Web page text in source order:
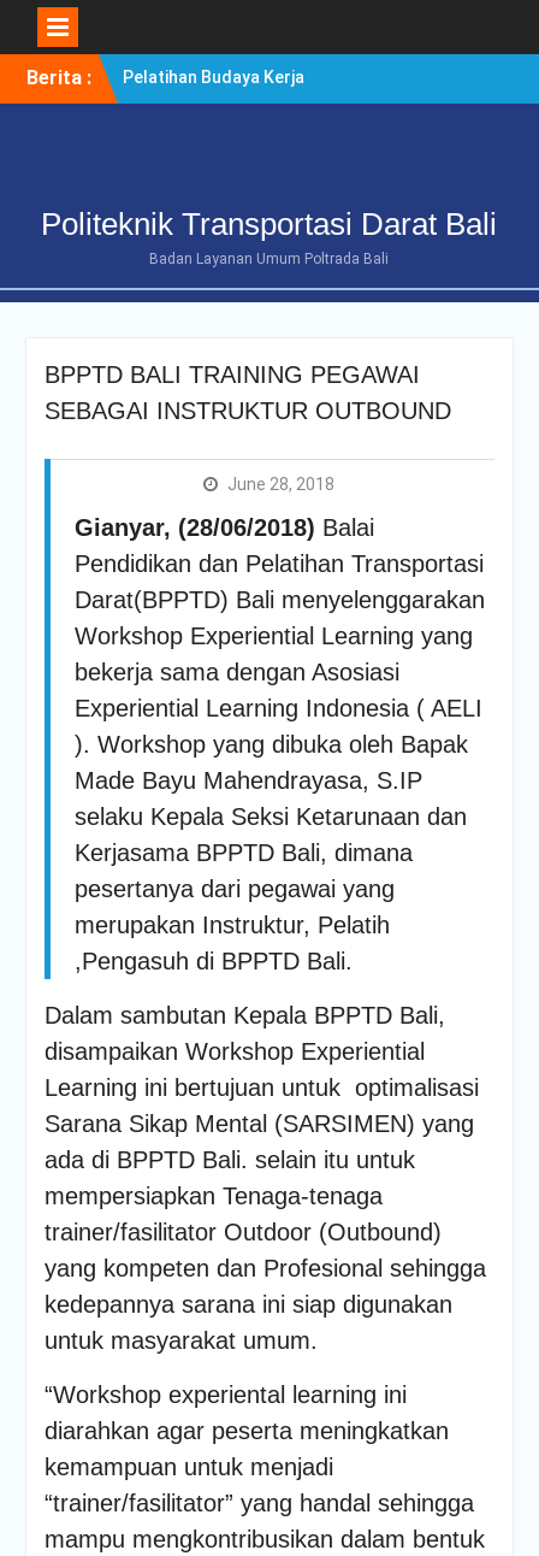
Berita :
Pelatihan Budaya Kerja
Berintegritas Bagi
KUNJUNGAN
BENCHMARKING DISTRIK
BENOA UNTUK
POLTRADA BALI
OPTIMALKAN PERSIAPAN
REVIEW II DOKUMEN
PROGRAM STUDI D-III
TRANSPORTASI JALAN
Poltrada Bali
Lecture “The Future
Movement” untuk Perkuat
Wawasan Smart Mobility
dan Smart Logistics
Poltrada Bali Bagikan
Praktik Baik Pembangunan
Zona Integritas dalam
Sharing Session Persiapan
Seleksi Wawancara
WBK/WBBM
WUJUDKAN PELAYANAN
BERINTEGRITAS,
POLTRADA BALI BERBAGI
PENGALAMAN MERAIH
WBK DAN WBBM
Bali Memberikan
Penyuluhan P4GN kepada
Mahasiswa/i Tingkat I
PENDAMPINGAN
IDENTIFIKASI RISIKO DAN
PELAKSANAAN
PENGENDALIAN RISIKO
TRIWULAN II TAHUN 2026
Poltrada Bali
Melaksanakan Review I
Dokumen Re-Akreditasi
Program Studi Diploma III
Manajemen Transportasi
Jalan
Umum “Elnusa Petrofin
Recruitment Interview
Bersama PT Elnusa
Petrofin
Politeknik Transportasi Darat Bali
Badan Layanan Umum Poltrada Bali
BPPTD BALI TRAINING PEGAWAI
SEBAGAI INSTRUKTUR OUTBOUND
June 28, 2018
Gianyar, (28/06/2018) Balai
Pendidikan dan Pelatihan Transportasi
Darat(BPPTD) Bali menyelenggarakan
Workshop Experiential Learning yang
bekerja sama dengan Asosiasi
Experiential Learning Indonesia ( AELI
). Workshop yang dibuka oleh Bapak
Made Bayu Mahendrayasa, S.IP
selaku Kepala Seksi Ketarunaan dan
Kerjasama BPPTD Bali, dimana
pesertanya dari pegawai yang
merupakan Instruktur, Pelatih
,Pengasuh di BPPTD Bali.
Dalam sambutan Kepala BPPTD Bali,
disampaikan Workshop Experiential
Learning ini bertujuan untuk optimalisasi
Sarana Sikap Mental (SARSIMEN) yang
ada di BPPTD Bali. selain itu untuk
mempersiapkan Tenaga-tenaga
trainer/fasilitator Outdoor (Outbound)
yang kompeten dan Profesional sehingga
kedepannya sarana ini siap digunakan
untuk masyarakat umum.
“Workshop experiental learning ini
diarahkan agar peserta meningkatkan
kemampuan untuk menjadi
“trainer/fasilitator” yang handal sehingga
mampu mengkontribusikan dalam bentuk